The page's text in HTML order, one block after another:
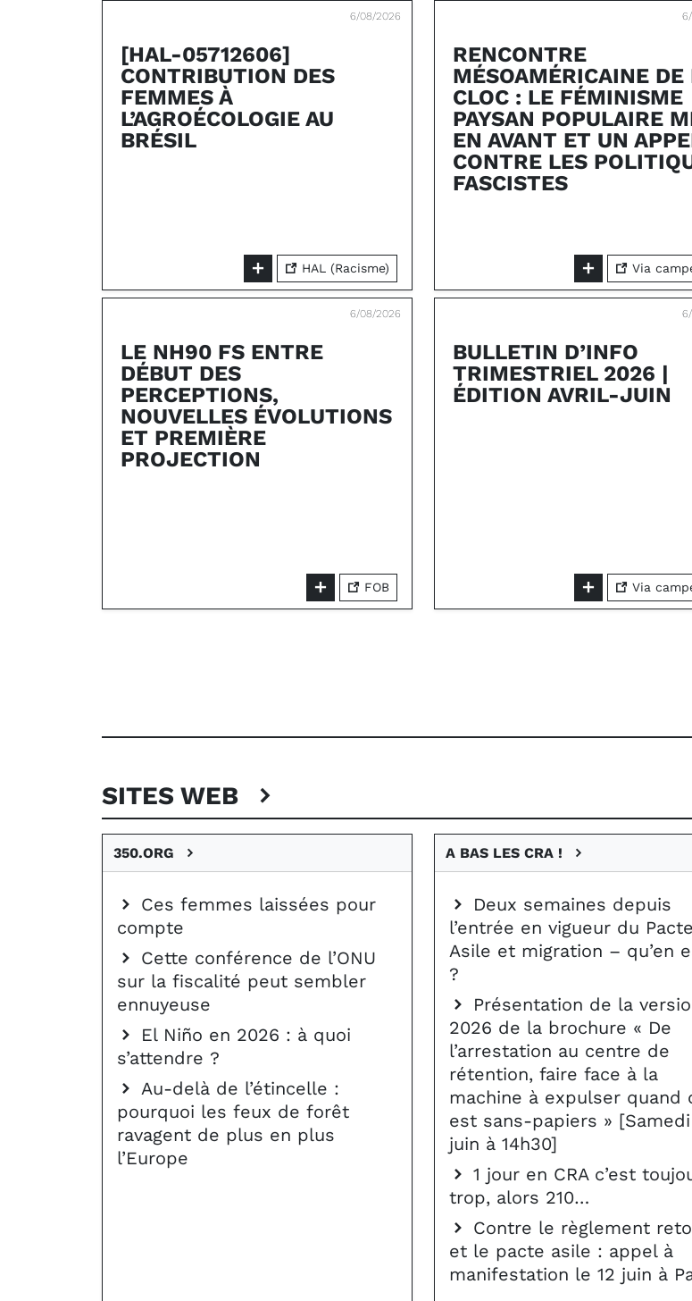
6/08/2026
[HAL-05712606]
CONTRIBUTION DES
FEMMES À
L’AGROÉCOLOGIE AU
BRÉSIL
HAL (Racisme)
RENCONTRE
MÉSOAMÉRICAINE DE
CLOC : LE FÉMINISME
PAYSAN POPULAIRE
EN AVANT ET UN
CONTRE LES
FASCISTES
Via
6/08/2026
LE NH90 FS ENTRE
DÉBUT DES
PERCEPTIONS,
NOUVELLES ÉVOLUTIONS
ET PREMIÈRE
PROJECTION
FOB
BULLETIN D’INFO
TRIMESTRIEL 2026 |
ÉDITION AVRIL-JUIN
Via
SITES WEB
350.ORG
Ces femmes laissées pour
compte
Cette conférence de l’ONU
sur la fiscalité peut sembler
ennuyeuse
El Niño en 2026 : à quoi
s’attendre ?
Au-delà de l’étincelle :
pourquoi les feux de forêt
ravagent de plus en plus
l’Europe
A BAS LES CRA !
Deux semaines depuis
l’entrée en vigueur du Pacte
Asile et migration – qu’en
?
Présentation de la
2026 de la brochure « De
l’arrestation au centre de
rétention, faire face à la
machine à expulser quand
est sans-papiers »
juin à 14h30]
1 jour en CRA c’est
trop, alors 210…
Contre le règlement
et le pacte asile : appel à
manifestation le 12 juin à